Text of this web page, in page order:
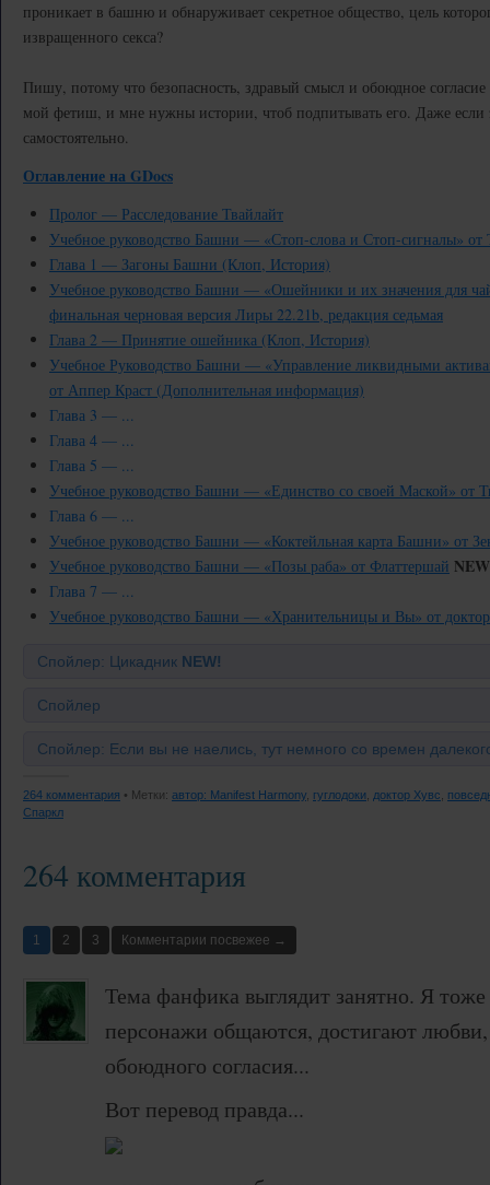
проникает в башню и обнаруживает секретное общество, цель
извращенного секса?
Пишу, потому что безопасность, здравый смысл и обоюдное
мой фетиш, и мне нужны истории, чтоб подпитывать его. Даже если
самостоятельно.
Оглавление на GDocs
Пролог — Расследование Твайлайт
Учебное руководство Башни — «Стоп-слова и Стоп-сигналы» от
Глава 1 — Загоны Башни (Клоп, История)
Учебное руководство Башни — «Ошейники и их значения для
финальная черновая версия Лиры 22.21b, редакция седьмая
Глава 2 — Принятие ошейника (Клоп, История)
Учебное Руководство Башни — «Управление ликвидными
от Аппер Краст (Дополнительная информация)
Глава 3 — ...
Глава 4 — ...
Глава 5 — ...
Учебное руководство Башни — «Единство со своей Маской» от
Глава 6 — ...
Учебное руководство Башни — «Коктейльная карта Башни» от
Учебное руководство Башни — «Позы раба» от Флаттершай
Глава 7 — ...
Учебное руководство Башни — «Хранительницы и Вы» от
Спойлер: Цикадник NEW!
Спойлер
Спойлер: Если вы не наелись, тут немного со времен
264 комментария • Метки: автор: Manifest Harmony гуглодоки доктор Хувс
Спаркл
264 комментария
1 2 3 Комментарии посвежее →
Тема фанфика выглядит занятно. Я
персонажи общаются, достигают
обоюдного согласия...
Вот перевод правда...